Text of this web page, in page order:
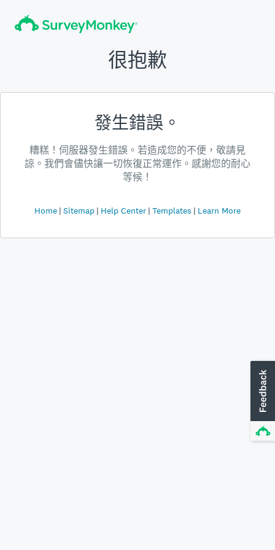
很抱歉
發生錯誤。
糟糕！伺服器發生錯誤。若造成您的不便，敬請見
諒。我們會儘快讓一切恢復正常運作。感謝您的耐心
等候！
Home Sitemap Help Center Templates Learn More